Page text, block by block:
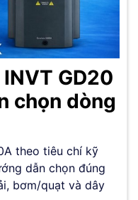
GD20
chọn dòng
theo tiêu chí kỹ
dẫn chọn đúng
bơm/quạt và dây